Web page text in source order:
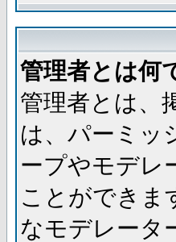
管理者とは何
管理者とは、
は、パーミッ
ープやモデレ
ことができま
なモデレータ